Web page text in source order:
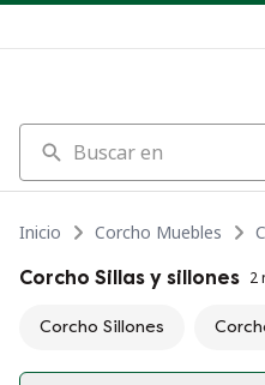
Buscar en
Inicio Corcho Muebles
Corcho Sillas y sillones 2
Corcho Sillones